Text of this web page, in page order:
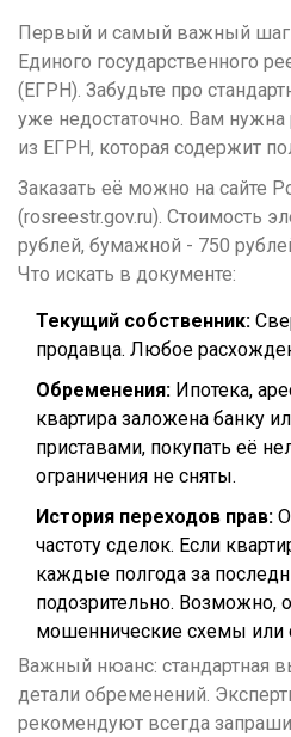
Первый и самый важный шаг
Единого государственного
(ЕГРН). Забудьте про
уже недостаточно. Вам нужна
из ЕГРН, которая содержит
Заказать её можно на сайте
(rosreestr.gov.ru). Стоимость
рублей, бумажной - 750
Что искать в документе:
Текущий собственник:
продавца. Любое
Обременения: Ипотека,
квартира заложена банку
приставами, покупать её
ограничения не сняты.
История переходов прав:
частоту сделок. Если
каждые полгода за
подозрительно. Возможно,
мошеннические схемы или
Важный нюанс: стандартная
детали обременений.
рекомендуют всегда